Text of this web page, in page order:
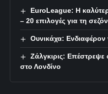
EuroLeague: Η
– 20 επιλογές για τη
Ουνικάχα:
Ζάλγκιρις: Επέστρεψε
στο Λονδίνο